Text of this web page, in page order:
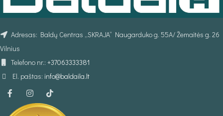
Adresas: Baldų Centras „SKRAJA“ Naugarduko g. 55A/ Žemaitės g. 26
Vilnius
Telefono nr.: +37063333381
El. paštas: info@baldaila.lt